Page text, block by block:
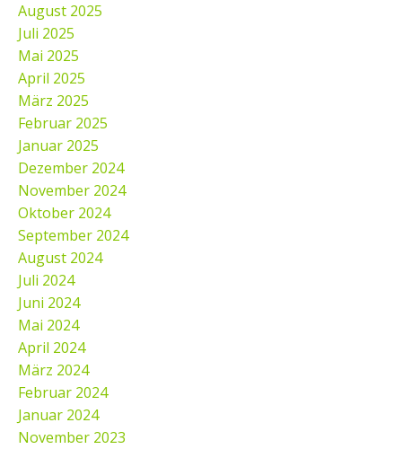
August 2025
Juli 2025
Mai 2025
April 2025
März 2025
Februar 2025
Januar 2025
Dezember 2024
November 2024
Oktober 2024
September 2024
August 2024
Juli 2024
Juni 2024
Mai 2024
April 2024
März 2024
Februar 2024
Januar 2024
November 2023